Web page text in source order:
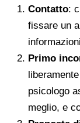
Contatto:
fissare un
Primo
psicologo
meglio, e